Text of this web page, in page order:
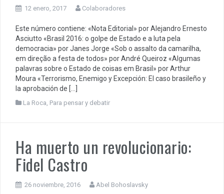
12 enero, 2017 Colaboradores
Este número contiene: «Nota Editorial» por Alejandro Ernesto
Asciutto «Brasil 2016: o golpe de Estado e a luta pela
democracia» por Janes Jorge «Sob o assalto da camarilha,
em direção a festa de todos» por André Queiroz «Algumas
palavras sobre o Estado de coisas em Brasil» por Arthur
Moura «Terrorismo, Enemigo y Excepción: El caso brasileño y
la aprobación de […]
La Roca, Para pensar y debatir
Ha muerto un revolucionario:
Fidel Castro
26 noviembre, 2016 Abel Bohoslavsky